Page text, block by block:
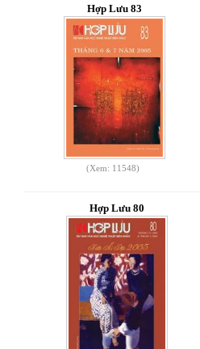
Hợp Lưu 83
(Xem: 11548)
Hợp Lưu 80